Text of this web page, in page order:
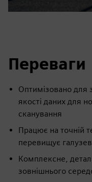
Переваги
Оптимізовано для
якості даних для
сканування
Працює на точній
перевищує
Комплексне,
зовнішнього